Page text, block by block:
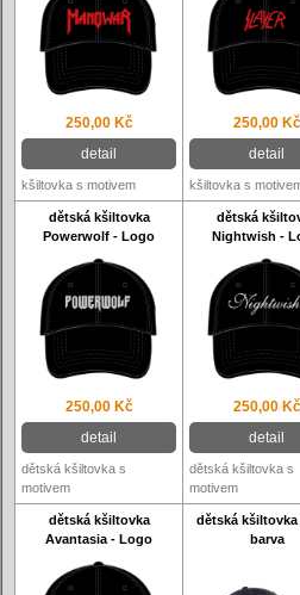
250,00 Kč
detail
250,00 Kč
detail
kšiltovka s motivem kšiltovka s
dětská kšiltovka
Powerwolf - Logo
dětská
Nightwish -
250,00 Kč
detail
250,00 Kč
detail
dětská kšiltovka s
motivem
dětská kšiltovka s
motivem
dětská kšiltovka
Avantasia - Logo
dětská kšiltovka
barva